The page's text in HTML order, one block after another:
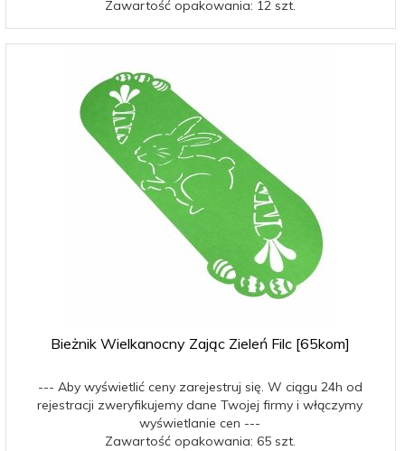
Zawartość opakowania: 12 szt.
Bieżnik Wielkanocny Zając Zieleń Filc [65kom]
--- Aby wyświetlić ceny zarejestruj się. W ciągu 24h od
rejestracji zweryfikujemy dane Twojej firmy i włączymy
wyświetlanie cen ---
Zawartość opakowania: 65 szt.